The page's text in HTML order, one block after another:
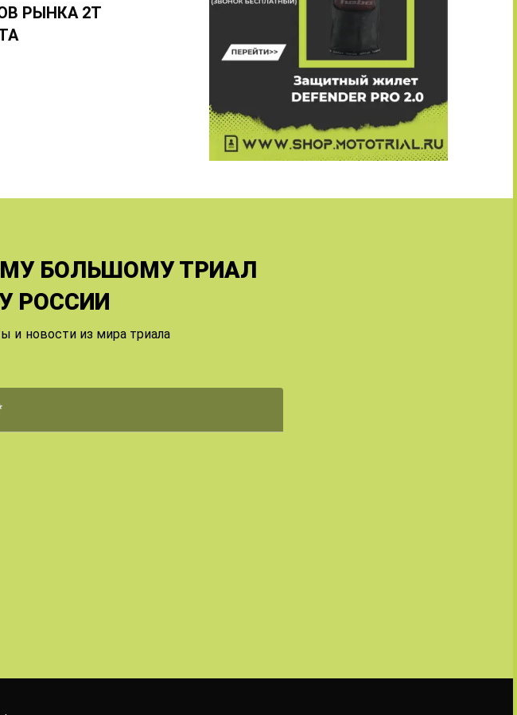
РЫНКА 2Т
БОЛЬШОМУ ТРИАЛ
РОССИИ
и новости из мира триала